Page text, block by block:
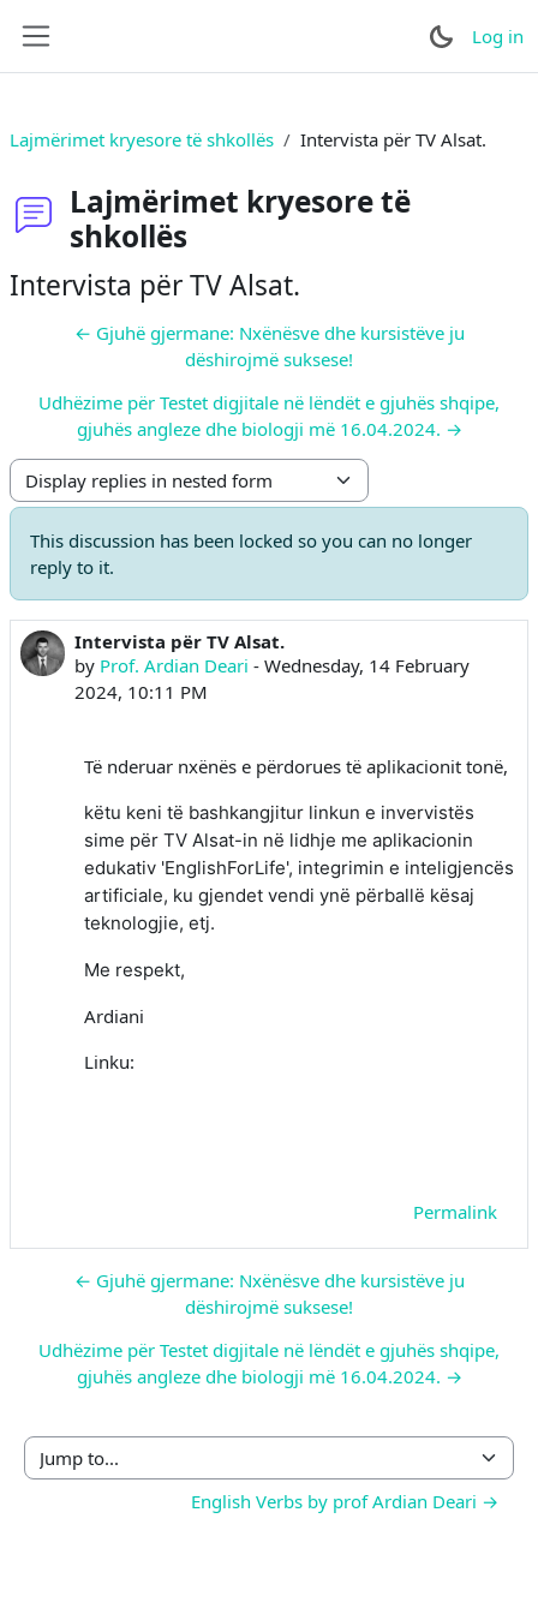
Log in
Lajmërimet kryesore të shkollës Intervista për TV Alsat.
Lajmërimet kryesore të
shkollës
Intervista për TV Alsat.
← Gjuhë gjermane: Nxënësve dhe kursistëve ju
dëshirojmë suksese!
Udhëzime për Testet digjitale në lëndët e gjuhës shqipe,
gjuhës angleze dhe biologji më 16.04.2024. →
Display mode
This discussion has been locked so you can no longer
reply to it.
Intervista për TV Alsat.
by Prof. Ardian Deari -Wednesday, 14 February
2024, 10:11 PM
Number of replies: 0
Të nderuar nxënës e përdorues të aplikacionit tonë,
këtu keni të bashkangjitur linkun e invervistës
sime për TV Alsat-in në lidhje me aplikacionin
edukativ 'EnglishForLife', integrimin e inteligjencës
artificiale, ku gjendet vendi ynë përballë kësaj
teknologjie, etj.
Me respekt,
Ardiani
Linku:
Permalink
← Gjuhë gjermane: Nxënësve dhe kursistëve ju
dëshirojmë suksese!
Udhëzime për Testet digjitale në lëndët e gjuhës shqipe,
gjuhës angleze dhe biologji më 16.04.2024. →
Jump to...
English Verbs by prof Ardian Deari →